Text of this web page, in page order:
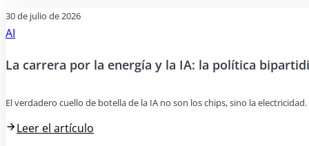
30 de julio de 2026
AI
La carrera por la energía y la IA: la política
El verdadero cuello de botella de la IA no son los chips, sino la
Leer el artículo